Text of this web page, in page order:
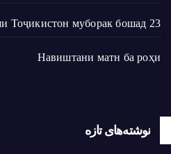
23 феврал, руз мели артиши Тоҷикистон муборак бошад.
Навиштани матн ба роҳи
نوشته‌های تازه